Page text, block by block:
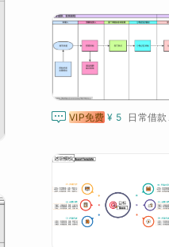
 VIP免费 ¥ 5 日常借